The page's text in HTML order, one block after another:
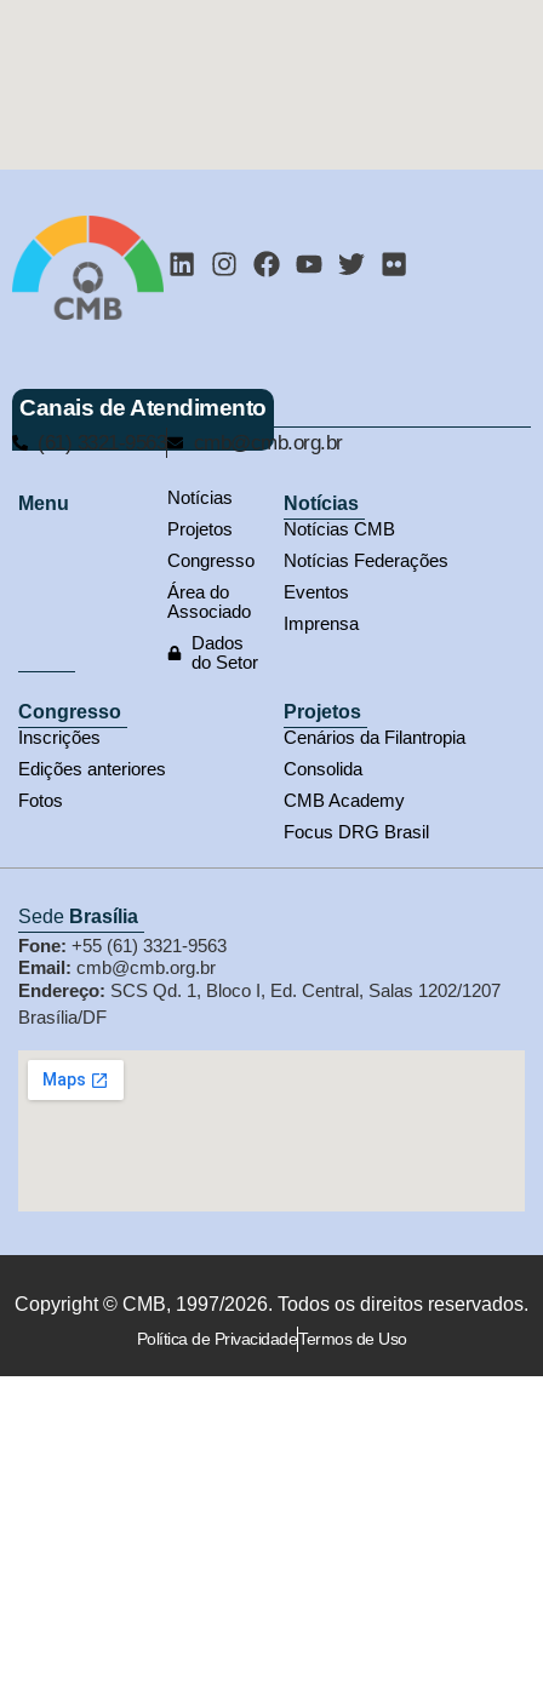
Canais de Atendimento
(61) 3321-9563 cmb@cmb.org.br
Menu
Notícias
Projetos
Congresso
Área do
Associado
Dados
do Setor
Notícias
Notícias CMB
Notícias Federações
Eventos
Imprensa
Congresso
Inscrições
Edições anteriores
Fotos
Projetos
Cenários da Filantropia
Consolida
CMB Academy
Focus DRG Brasil
Sede Brasília
Fone: +55 (61) 3321-9563
Email: cmb@cmb.org.br
Endereço: SCS Qd. 1, Bloco I, Ed. Central, Salas 1202/1207
Brasília/DF
Copyright © CMB, 1997/2026. Todos os direitos reservados.
Política de PrivacidadeTermos de Uso